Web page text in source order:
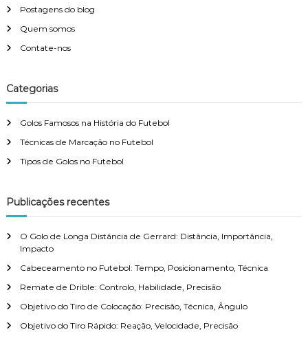
Postagens do blog
Quem somos
Contate-nos
Categorias
Golos Famosos na História do Futebol
Técnicas de Marcação no Futebol
Tipos de Golos no Futebol
Publicações recentes
O Golo de Longa Distância de Gerrard: Distância, Importância,
Impacto
Cabeceamento no Futebol: Tempo, Posicionamento, Técnica
Remate de Drible: Controlo, Habilidade, Precisão
Objetivo do Tiro de Colocação: Precisão, Técnica, Ângulo
Objetivo do Tiro Rápido: Reação, Velocidade, Precisão